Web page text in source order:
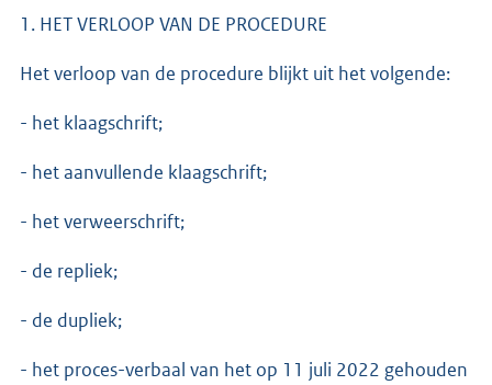
1. HET VERLOOP VAN DE PROCEDURE
Het verloop van de procedure blijkt uit het volgende:
- het klaagschrift;
- het aanvullende klaagschrift;
- het verweerschrift;
- de repliek;
- de dupliek;
- het proces-verbaal van het op 11 juli 2022 gehouden